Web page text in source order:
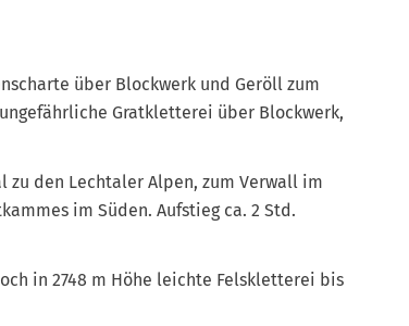
über Blockwerk und Geröll zum
Gratkletterei über Blockwerk,
zu den Lechtaler Alpen, zum Verwall im
im Süden. Aufstieg ca. 2 Std.
in 2748 m Höhe leichte Felskletterei bis